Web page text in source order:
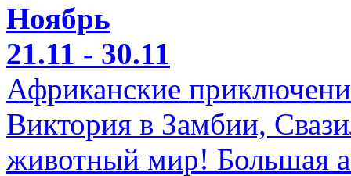
Ноябрь
21.11 - 30.11
Африканские
Виктория в Замбии,
животный мир! Большая